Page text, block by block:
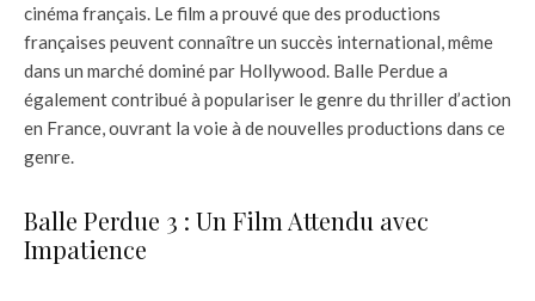
cinéma français. Le film a prouvé que des productions
françaises peuvent connaître un succès international, même
dans un marché dominé par Hollywood. Balle Perdue a
également contribué à populariser le genre du thriller d’action
en France, ouvrant la voie à de nouvelles productions dans ce
genre.
Balle Perdue 3 : Un Film Attendu avec
Impatience